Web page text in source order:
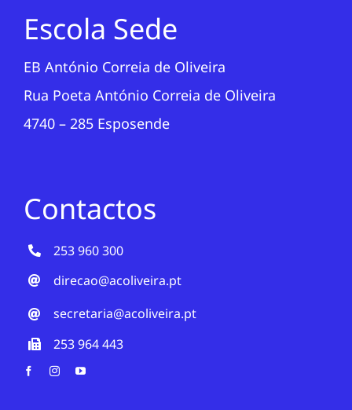
Escola Sede
EB António Correia de Oliveira
Rua Poeta António Correia de Oliveira
4740 – 285 Esposende
Contactos
253 960 300
direcao@acoliveira.pt
secretaria@acoliveira.pt
253 964 443